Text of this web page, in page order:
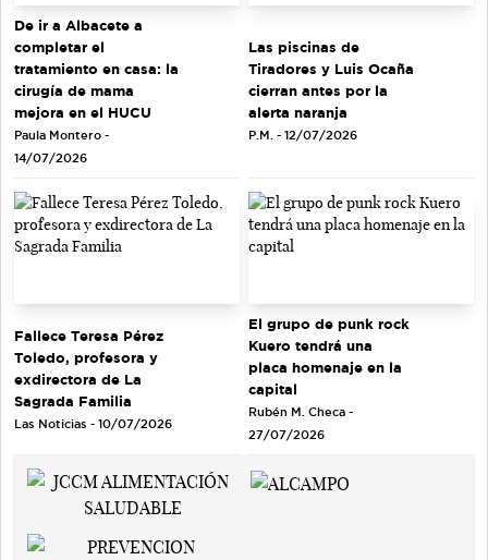
De ir a Albacete a
completar el
tratamiento en casa: la
cirugía de mama
mejora en el HUCU
Paula Montero -
14/07/2026
Las piscinas de
Tiradores y Luis Ocaña
cierran antes por la
alerta naranja
P.M. - 12/07/2026
Fallece Teresa Pérez
Toledo, profesora y
exdirectora de La
Sagrada Familia
Las Noticias - 10/07/2026
El grupo de punk rock
Kuero tendrá una
placa homenaje en la
capital
Rubén M. Checa -
27/07/2026